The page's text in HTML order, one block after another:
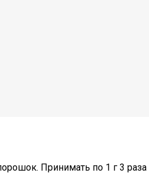
Принимать по 1 г 3